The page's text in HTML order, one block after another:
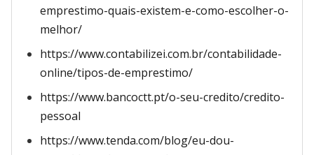
emprestimo-quais-existem-e-como-escolher-o-
melhor/
https://www.contabilizei.com.br/contabilidade-
online/tipos-de-emprestimo/
https://www.bancoctt.pt/o-seu-credito/credito-
pessoal
https://www.tenda.com/blog/eu-dou-